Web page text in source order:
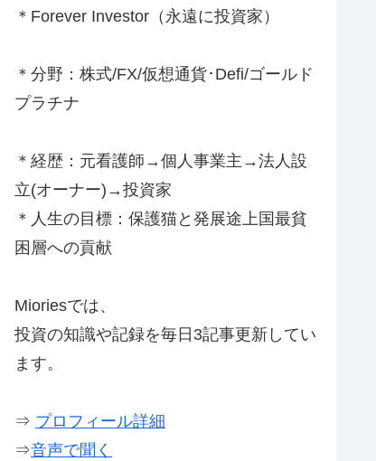
＊Forever Investor （永遠に投資家）
＊分野：株式/FX/仮想通貨･Defi/ゴールド
プラチナ
＊経歴：元看護師→個人事業主→法人設
立(オーナー)→投資家
＊人生の目標：保護猫と発展途上国最貧
困層への貢献
Mioriesでは、
投資の知識や記録を毎日3記事更新してい
ます。
⇒ プロフィール詳細
⇒音声で聞く